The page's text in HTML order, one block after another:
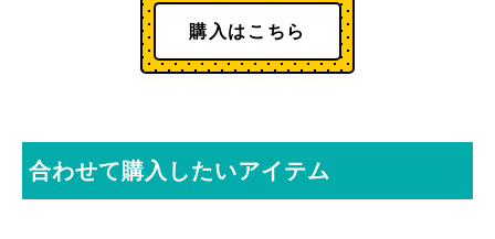
購入はこちら
合わせて購入したいアイテム